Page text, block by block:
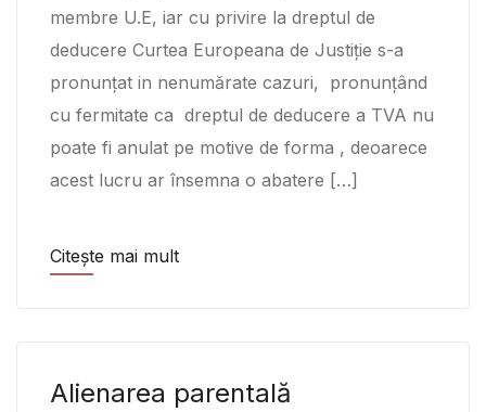
membre U.E, iar cu privire la dreptul de
deducere Curtea Europeana de Justiție s-a
pronunțat in nenumărate cazuri, pronunțând
cu fermitate ca dreptul de deducere a TVA nu
poate fi anulat pe motive de forma , deoarece
acest lucru ar însemna o abatere […]
Citește mai mult
Alienarea parentală